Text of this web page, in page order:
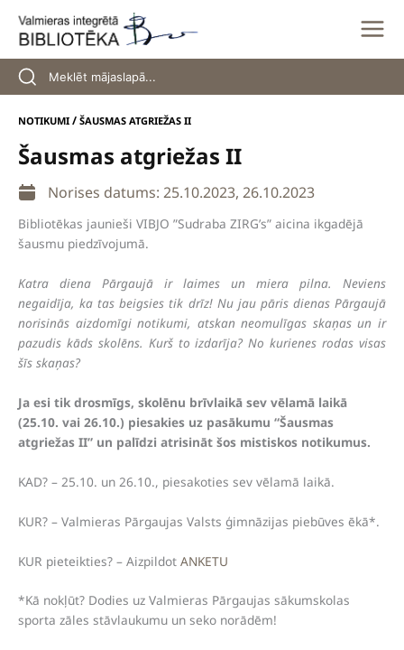
content
NOTIKUMI / ŠAUSMAS ATGRIEŽAS II
Šausmas atgriežas II
Norises datums: 25.10.2023, 26.10.2023
Bibliotēkas jaunieši VIBJO ”Sudraba ZIRG’s” aicina ikgadējā
šausmu piedzīvojumā.
Katra diena Pārgaujā ir laimes un miera pilna. Neviens
negaidīja, ka tas beigsies tik drīz! Nu jau pāris dienas Pārgaujā
norisinās aizdomīgi notikumi, atskan neomulīgas skaņas un ir
pazudis kāds skolēns. Kurš to izdarīja? No kurienes rodas visas
šīs skaņas?
Ja esi tik drosmīgs, skolēnu brīvlaikā sev vēlamā laikā
(25.10. vai 26.10.) piesakies uz pasākumu “Šausmas
atgriežas II” un palīdzi atrisināt šos mistiskos notikumus.
KAD? – 25.10. un 26.10., piesakoties sev vēlamā laikā.
KUR? – Valmieras Pārgaujas Valsts ģimnāzijas piebūves ēkā*.
KUR pieteikties? – Aizpildot ANKETU
*Kā nokļūt? Dodies uz Valmieras Pārgaujas sākumskolas
sporta zāles stāvlaukumu un seko norādēm!